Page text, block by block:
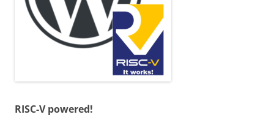
RISC-V powered!